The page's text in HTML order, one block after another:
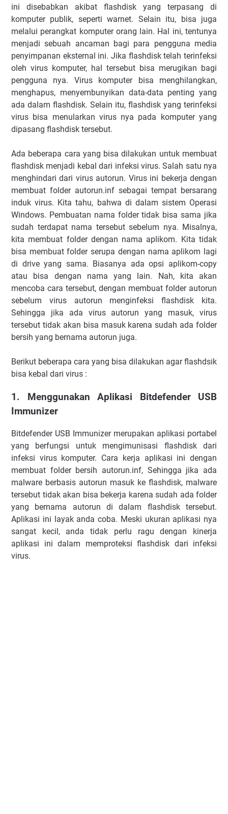
ini disebabkan akibat flashdisk yang terpasang di
komputer publik, seperti warnet. Selain itu, bisa juga
melalui perangkat komputer orang lain. Hal ini, tentunya
menjadi sebuah ancaman bagi para pengguna media
penyimpanan eksternal ini. Jika flashdisk telah terinfeksi
oleh virus komputer, hal tersebut bisa merugikan bagi
pengguna nya. Virus komputer bisa menghilangkan,
menghapus, menyembunyikan data-data penting yang
ada dalam flashdisk. Selain itu, flashdisk yang terinfeksi
virus bisa menularkan virus nya pada komputer yang
dipasang flashdisk tersebut.
Ada beberapa cara yang bisa dilakukan untuk membuat
flashdisk menjadi kebal dari infeksi virus. Salah satu nya
menghindari dari virus autorun. Virus ini bekerja dengan
membuat folder autorun.inf sebagai tempat bersarang
induk virus. Kita tahu, bahwa di dalam sistem Operasi
Windows. Pembuatan nama folder tidak bisa sama jika
sudah terdapat nama tersebut sebelum nya. Misalnya,
kita membuat folder dengan nama aplikom. Kita tidak
bisa membuat folder serupa dengan nama aplikom lagi
di drive yang sama. Biasanya ada opsi aplikom-copy
atau bisa dengan nama yang lain. Nah, kita akan
mencoba cara tersebut, dengan membuat folder autorun
sebelum virus autorun menginfeksi flashdisk kita.
Sehingga jika ada virus autorun yang masuk, virus
tersebut tidak akan bisa masuk karena sudah ada folder
bersih yang bernama autorun juga.
Berikut beberapa cara yang bisa dilakukan agar flashdsik
bisa kebal dari virus :
1. Menggunakan Aplikasi Bitdefender USB
Immunizer
Bitdefender USB Immunizer merupakan aplikasi portabel
yang berfungsi untuk mengimunisasi flashdisk dari
infeksi virus komputer. Cara kerja aplikasi ini dengan
membuat folder bersih autorun.inf, Sehingga jika ada
malware berbasis autorun masuk ke flashdisk, malware
tersebut tidak akan bisa bekerja karena sudah ada folder
yang bernama autorun di dalam flashdisk tersebut.
Aplikasi ini layak anda coba. Meski ukuran aplikasi nya
sangat kecil, anda tidak perlu ragu dengan kinerja
aplikasi ini dalam memproteksi flashdisk dari infeksi
virus.